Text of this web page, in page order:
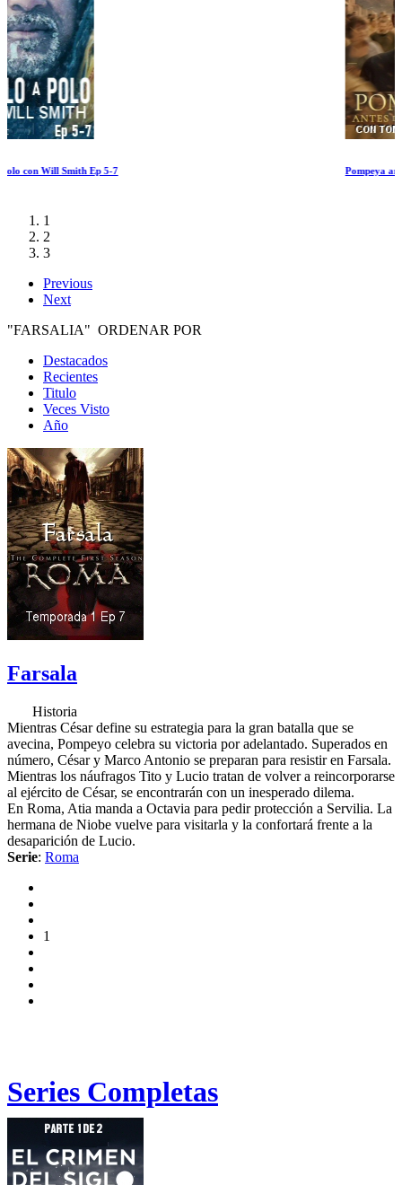
Pompeya antes del desastre con Tom Hiddleston
1
2
3
Previous
Next
"FARSALIA" ORDENAR POR
Destacados
Recientes
Titulo
Veces Visto
Año
Farsala
Historia
Mientras César define su estrategia para la gran batalla que se
avecina, Pompeyo celebra su victoria por adelantado. Superados en
número, César y Marco Antonio se preparan para resistir en Farsala.
Mientras los náufragos Tito y Lucio tratan de volver a reincorporarse
al ejército de César, se encontrarán con un inesperado dilema.
En Roma, Atia manda a Octavia para pedir protección a Servilia. La
hermana de Niobe vuelve para visitarla y la confortará frente a la
desaparición de Lucio.
Serie: Roma
1
Series Completas